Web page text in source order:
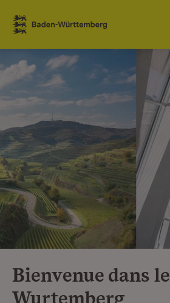
Sauter au contenu
Link zur Startseite
Bienvenue dans le
Wurtemberg